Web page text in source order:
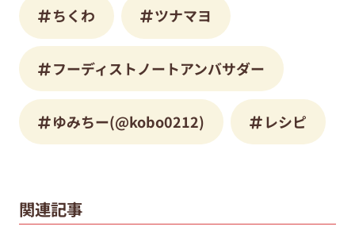
ちくわ ツナマヨ
フーディストノートアンバサダー
ゆみちー(@kobo0212) レシピ
関連記事